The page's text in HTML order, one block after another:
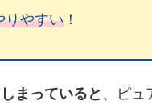
りやすい！
まっていると 、ピュ